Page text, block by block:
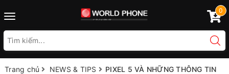
Toggle
0
Trang chủ NEWS & TIPS
PIXEL 5 VÀ NHỮNG THÔNG TIN